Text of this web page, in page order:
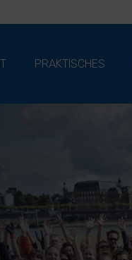
PRAKTISCHES